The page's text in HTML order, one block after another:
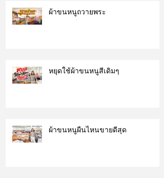
ผ้าขนหนูถวายพระ
หยุดใช้ผ้าขนหนูสีเดิมๆ
ผ้าขนหนูผืนไหนขายดีสุด